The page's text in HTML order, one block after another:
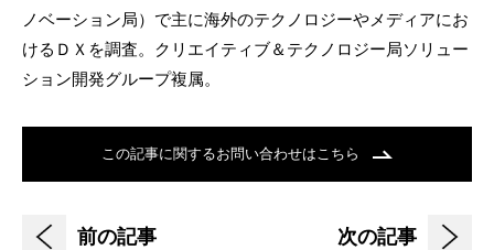
ノベーション局）で主に海外のテクノロジーやメディアにお
けるＤＸを調査。クリエイティブ＆テクノロジー局ソリュー
ション開発グループ複属。
この記事に関するお問い合わせはこちら
前の記事 次の記事